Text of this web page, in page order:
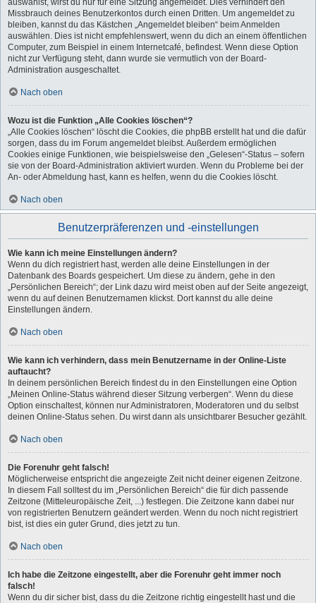
auswählst, wirst du nur für eine Sitzung angemeldet. Dies verhindert den
Missbrauch deines Benutzerkontos durch einen Dritten. Um angemeldet zu
bleiben, kannst du das Kästchen „Angemeldet bleiben“ beim Anmelden
auswählen. Dies ist nicht empfehlenswert, wenn du dich an einem öffentlichen
Computer, zum Beispiel in einem Internetcafé, befindest. Wenn diese Option
nicht zur Verfügung steht, dann wurde sie vermutlich von der Board-
Administration ausgeschaltet.
Nach oben
Wozu ist die Funktion „Alle Cookies löschen“?
„Alle Cookies löschen“ löscht die Cookies, die phpBB erstellt hat und die dafür
sorgen, dass du im Forum angemeldet bleibst. Außerdem ermöglichen
Cookies einige Funktionen, wie beispielsweise den „Gelesen“-Status – sofern
sie von der Board-Administration aktiviert wurden. Wenn du Probleme bei der
An- oder Abmeldung hast, kann es helfen, wenn du die Cookies löscht.
Nach oben
Benutzerpräferenzen und -einstellungen
Wie kann ich meine Einstellungen ändern?
Wenn du dich registriert hast, werden alle deine Einstellungen in der
Datenbank des Boards gespeichert. Um diese zu ändern, gehe in den
„Persönlichen Bereich“; der Link dazu wird meist oben auf der Seite angezeigt,
wenn du auf deinen Benutzernamen klickst. Dort kannst du alle deine
Einstellungen ändern.
Nach oben
Wie kann ich verhindern, dass mein Benutzername in der Online-Liste
auftaucht?
In deinem persönlichen Bereich findest du in den Einstellungen eine Option
„Meinen Online-Status während dieser Sitzung verbergen“. Wenn du diese
Option einschaltest, können nur Administratoren, Moderatoren und du selbst
deinen Online-Status sehen. Du wirst dann als unsichtbarer Besucher gezählt.
Nach oben
Die Forenuhr geht falsch!
Möglicherweise entspricht die angezeigte Zeit nicht deiner eigenen Zeitzone.
In diesem Fall solltest du im „Persönlichen Bereich“ die für dich passende
Zeitzone (Mitteleuropäische Zeit, ...) festlegen. Die Zeitzone kann dabei nur
von registrierten Benutzern geändert werden. Wenn du noch nicht registriert
bist, ist dies ein guter Grund, dies jetzt zu tun.
Nach oben
Ich habe die Zeitzone eingestellt, aber die Forenuhr geht immer noch
falsch!
Wenn du dir sicher bist, dass du die Zeitzone richtig eingestellt hast und die